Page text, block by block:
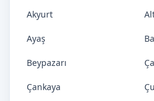
Akyurt
Ayaş
Beypazarı
Çankaya